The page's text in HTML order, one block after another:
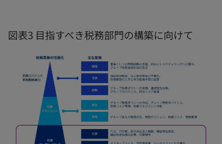
図表3 目指すべき税務部門の構築に向けて